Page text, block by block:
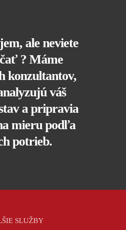
ale neviete
? Máme
konzultantov,
váš
a pripravia
mieru podľa
potrieb.
SLUŽBY